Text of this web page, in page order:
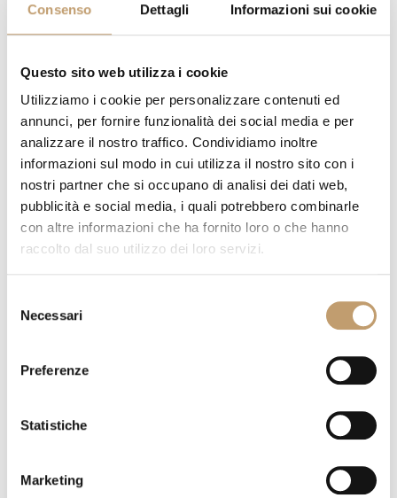
Consenso Dettagli Informazioni sui cookie
Questo sito web utilizza i cookie
Utilizziamo i cookie per personalizzare contenuti ed
annunci, per fornire funzionalità dei social media e per
analizzare il nostro traffico. Condividiamo inoltre
informazioni sul modo in cui utilizza il nostro sito con i
nostri partner che si occupano di analisi dei dati web,
pubblicità e social media, i quali potrebbero combinarle
con altre informazioni che ha fornito loro o che hanno
raccolto dal suo utilizzo dei loro servizi.
delNecessari
Preferenze
Statistiche
Marketing
Aller au produit